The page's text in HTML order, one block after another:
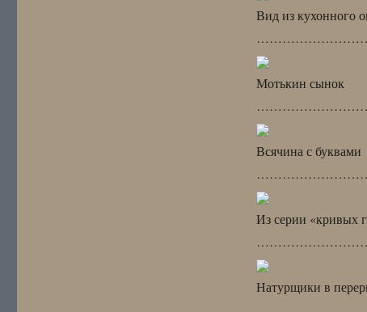
Вид из кухонного
Мотькин сынок
Всячина с буквами
Из серии «кривых
Натурщики в